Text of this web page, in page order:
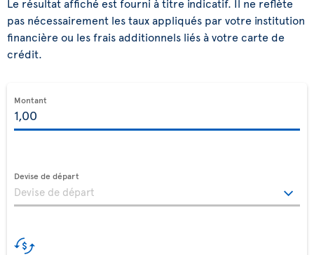
pas nécessairement les taux appliqués par votre institution
financière ou les frais additionnels liés à votre carte de
crédit.
Montant
Devise de départ